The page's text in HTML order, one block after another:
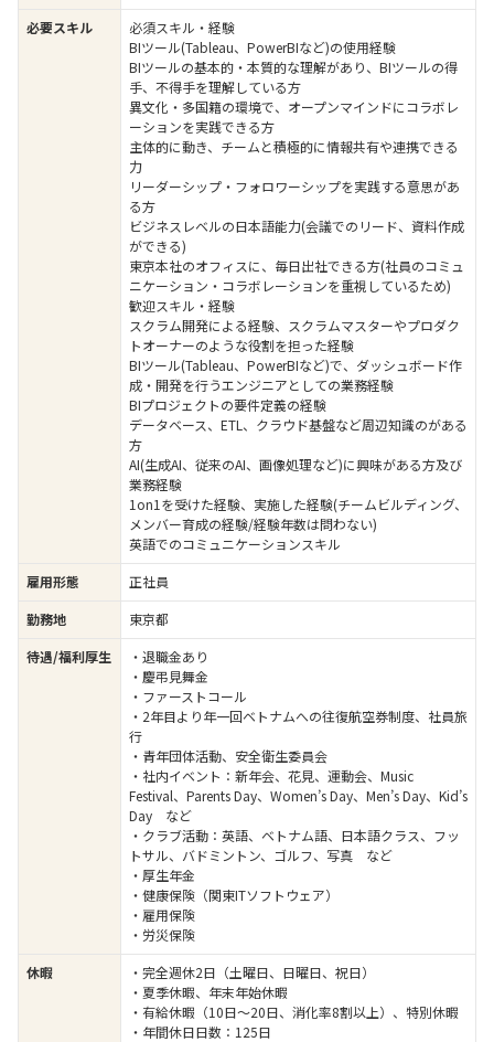
必要スキル
必須スキル・経験
BIツール(Tableau、PowerBIなど)の使用経験
BIツールの基本的・本質的な理解があり、BIツールの得
手、不得手を理解している方
異文化・多国籍の環境で、オープンマインドにコラボレ
ーションを実践できる方
主体的に動き、チームと積極的に情報共有や連携できる
力
リーダーシップ・フォロワーシップを実践する意思があ
る方
ビジネスレベルの日本語能力(会議でのリード、資料作成
ができる)
東京本社のオフィスに、毎日出社できる方(社員のコミュ
ニケーション・コラボレーションを重視しているため)
歓迎スキル・経験
スクラム開発による経験、スクラムマスターやプロダク
トオーナーのような役割を担った経験
BIツール(Tableau、PowerBIなど)で、ダッシュボード作
成・開発を行うエンジニアとしての業務経験
BIプロジェクトの要件定義の経験
データベース、ETL、クラウド基盤など周辺知識のがある
方
AI(生成AI、従来のAI、画像処理など)に興味がある方及び
業務経験
1on1を受けた経験、実施した経験(チームビルディング、
メンバー育成の経験/経験年数は問わない)
英語でのコミュニケーションスキル
雇用形態
正社員
勤務地
東京都
待遇/福利厚生
・退職金あり
・慶弔見舞金
・ファーストコール
・2年目より年一回ベトナムへの往復航空券制度、社員旅
行
・青年団体活動、安全衛生委員会
・社内イベント：新年会、花見、運動会、Music
Festival、Parents Day、Women’s Day、Men’s Day、Kid’s
Day など
・クラブ活動：英語、ベトナム語、日本語クラス、フッ
トサル、バドミントン、ゴルフ、写真 など
・厚生年金
・健康保険（関東ITソフトウェア）
・雇用保険
・労災保険
休暇
・完全週休2日（土曜日、日曜日、祝日）
・夏季休暇、年末年始休暇
・有給休暇（10日〜20日、消化率8割以上）、特別休暇
・年間休日日数：125日